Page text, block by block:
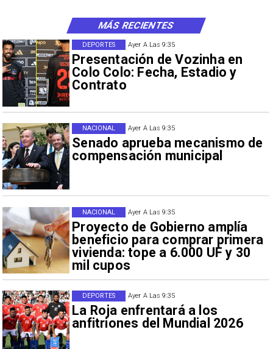
Ayer A Las 9:35
Presentación de Vozinha en
Colo Colo: Fecha, Estadio y
Contrato
DEPORTES
Ayer A Las 9:35
Senado aprueba mecanismo de
compensación municipal
NACIONAL
Ayer A Las 9:35
Proyecto de Gobierno amplía
beneficio para comprar primera
vivienda: tope a 6.000 UF y 30
mil cupos
NACIONAL
Ayer A Las 9:35
La Roja enfrentará a los
anfitriones del Mundial 2026
DEPORTES
MÁS RECIENTES